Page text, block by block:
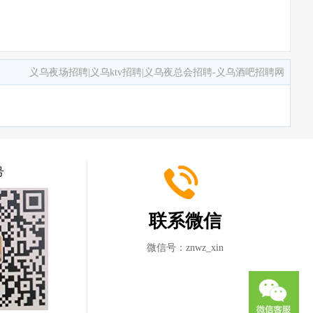
义乌夜场招聘|义乌ktv招聘|义乌夜总会招聘-义乌酒吧招聘网
联系微信
微信号： znwz_xin